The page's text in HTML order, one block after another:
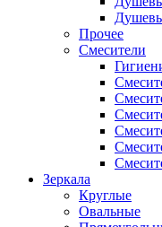
Прочее
Смесители
Зеркала
Круглые
Овальные